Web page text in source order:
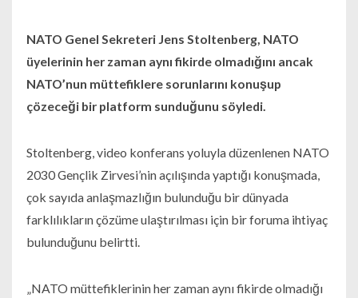
NATO Genel Sekreteri Jens Stoltenberg, NATO
üyelerinin her zaman aynı fikirde olmadığını ancak
NATO’nun müttefiklere sorunlarını konuşup
çözeceği bir platform sunduğunu söyledi.
Stoltenberg, video konferans yoluyla düzenlenen NATO
2030 Gençlik Zirvesi’nin açılışında yaptığı konuşmada,
çok sayıda anlaşmazlığın bulunduğu bir dünyada
farklılıkların çözüme ulaştırılması için bir foruma ihtiyaç
bulunduğunu belirtti.
„NATO müttefiklerinin her zaman aynı fikirde olmadığı